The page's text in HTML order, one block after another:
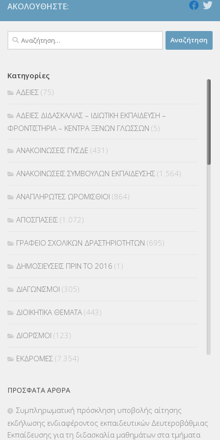
ΑΚΟΛΟΥΘΉΣΤΕ:
Αναζήτηση
για:
Κατηγορίες
ΑΔΕΙΕΣ (75)
ΑΔΕΙΕΣ ΔΙΔΑΣΚΑΛΙΑΣ – ΙΔΙΩΤΙΚΗ ΕΚΠΑΙΔΕΥΣΗ –
ΦΡΟΝΤΙΣΤΗΡΙΑ – ΚΕΝΤΡΑ ΞΕΝΩΝ ΓΛΩΣΣΩΝ (5)
ΑΝΑΚΟΙΝΩΣΕΙΣ ΠΥΣΔΕ (431)
ΑΝΑΚΟΙΝΩΣΕΙΣ ΣΥΜΒΟΥΛΩΝ ΕΚΠΑΙΔΕΥΣΗΣ (1.564)
ΑΝΑΠΛΗΡΩΤΕΣ ΩΡΟΜΙΣΘΙΟΙ (864)
ΑΠΟΣΠΑΣΕΙΣ (1.072)
ΓΡΑΦΕΙΟ ΣΧΟΛΙΚΩΝ ΔΡΑΣΤΗΡΙΟΤΗΤΩΝ (695)
ΔΗΜΟΣΙΕΥΣΕΙΣ ΠΡΙΝ ΤΟ 2016 (1)
ΔΙΑΓΩΝΙΣΜΟΙ (305)
ΔΙΟΙΚΗΤΙΚΑ ΘΕΜΑΤΑ (443)
ΔΙΟΡΙΣΜΟΙ (123)
ΕΚΔΡΟΜΕΣ (7.354)
ΕΠΙΜΟΡΦΩΣΗ Τ.Π.Ε.(10)
ΠΡΌΣΦΑΤΑ ΆΡΘΡΑ
Συμπληρωματική πρόσκληση υποβολής αίτησης
εκδήλωσης ενδιαφέροντος εκπαιδευτικών Δευτεροβάθμιας
Εκπαίδευσης για τη διδασκαλία μαθημάτων στα τμήματα